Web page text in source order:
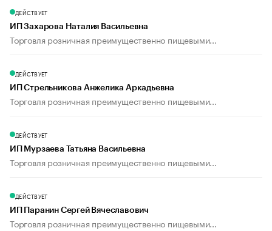
ДЕЙСТВУЕТ
ИП Захарова Наталия Васильевна
Торговля розничная преимущественно пищевыми...
ДЕЙСТВУЕТ
ИП Стрельникова Анжелика Аркадьевна
Торговля розничная преимущественно пищевыми...
ДЕЙСТВУЕТ
ИП Мурзаева Татьяна Васильевна
Торговля розничная преимущественно пищевыми...
ДЕЙСТВУЕТ
ИП Паранин Сергей Вячеславович
Торговля розничная преимущественно пищевыми...